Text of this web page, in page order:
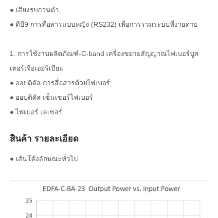
● เสียงรบกวนต่ำ;
● ดีบี9 การสื่อสารแบบหญิง (RS232) เพื่อการรวมระบบที่ง่ายดาย
1. การใช้งานผลิตภัณฑ์-C-band เครื่องขยายสัญญาณไฟเบอร์บูส
เตอร์เจือเออร์เบียม
● ออปติคัล การสื่อสารด้วยไฟเบอร์
● ออปติคัล เซ็นเซอร์ไฟเบอร์
● ไฟเบอร์ เลเซอร์
สินค้า รายละเอียด
● เส้นโค้งลักษณะทั่วไป